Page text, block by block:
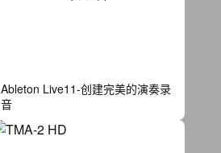
Ableton Live11-创建完美的演奏录
音